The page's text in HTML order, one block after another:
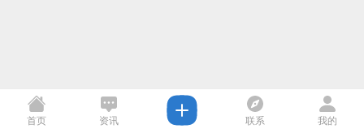
首页 资讯 联系 我的